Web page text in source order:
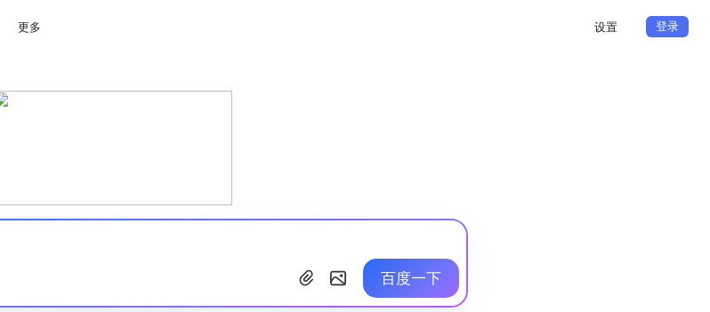
更多 设置 登录
百度一下